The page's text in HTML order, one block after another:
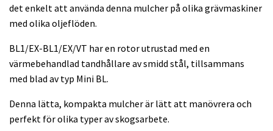
det enkelt att använda denna mulcher på olika grävmaskiner
med olika oljeflöden.
BL1/EX-BL1/EX/VT har en rotor utrustad med en
värmebehandlad tandhållare av smidd stål, tillsammans
med blad av typ Mini BL.
Denna lätta, kompakta mulcher är lätt att manövrera och
perfekt för olika typer av skogsarbete.